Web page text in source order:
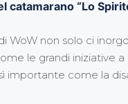
“Lo
WoW non solo ci
le grandi iniziative
come la